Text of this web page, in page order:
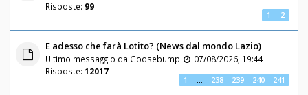
Risposte: 99
1 2
E adesso che farà Lotito? (News dal mondo Lazio)
Ultimo messaggio da Goosebump
07/08/2026, 19:44
Risposte: 12017
1 … 238 239 240 241